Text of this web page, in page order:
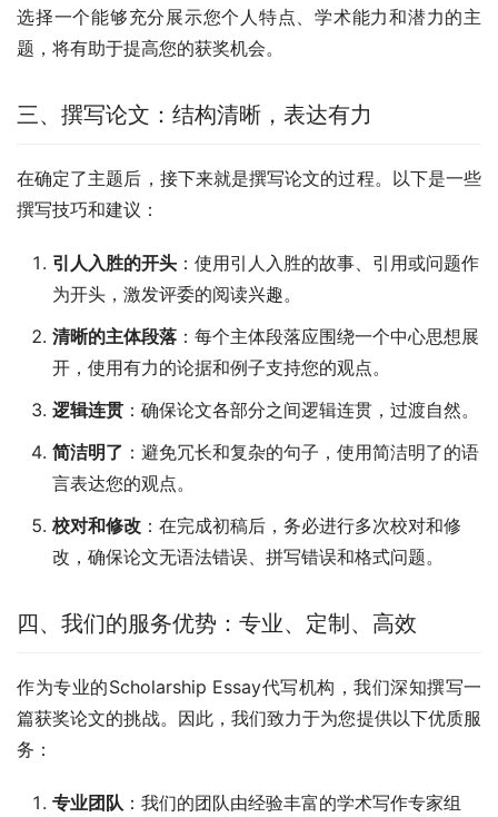
选择一个能够充分展示您个人特点、学术能力和潜力的主
题，将有助于提高您的获奖机会。
三、撰写论文：结构清晰，表达有力
在确定了主题后，接下来就是撰写论文的过程。以下是一些
撰写技巧和建议：
引人入胜的开头 ：使用引人入胜的故事、引用或问题作
为开头，激发评委的阅读兴趣。
清晰的主体段落 ：每个主体段落应围绕一个中心思想展
开，使用有力的论据和例子支持您的观点。
逻辑连贯 ：确保论文各部分之间逻辑连贯，过渡自然。
简洁明了 ：避免冗长和复杂的句子，使用简洁明了的语
言表达您的观点。
校对和修改 ：在完成初稿后，务必进行多次校对和修
改，确保论文无语法错误、拼写错误和格式问题。
四、我们的服务优势：专业、定制、高效
作为专业的Scholarship Essay代写机构，我们深知撰写一
篇获奖论文的挑战。因此，我们致力于为您提供以下优质服
务：
专业团队 ：我们的团队由经验丰富的学术写作专家组